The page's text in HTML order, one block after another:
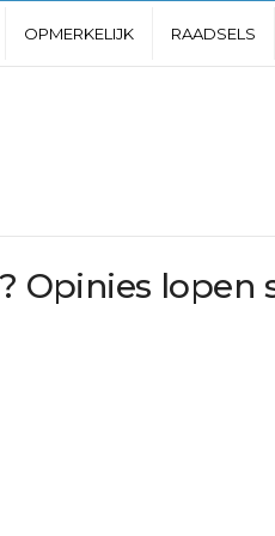
OPMERKELIJK RAADSELS
Opinies lopen